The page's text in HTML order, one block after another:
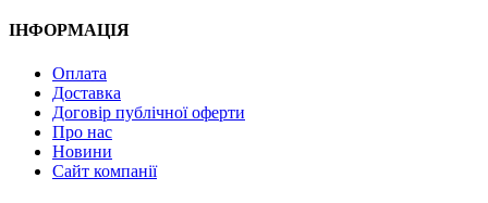
ІНФОРМАЦІЯ
Оплата
Доставка
Договір публічної оферти
Про нас
Новини
Сайт компанії